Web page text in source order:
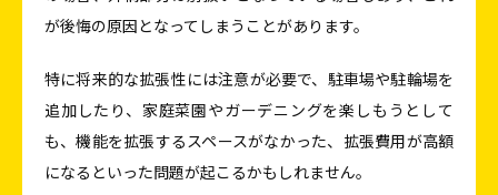
が後悔の原因となってしまうことがあります。
特に将来的な拡張性には注意が必要で、駐車場や駐輪場を
追加したり、家庭菜園やガーデニングを楽しもうとして
も、機能を拡張するスペースがなかった、拡張費用が高額
になるといった問題が起こるかもしれません。